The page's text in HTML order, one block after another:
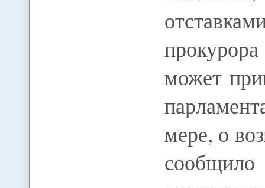
может
мере, о